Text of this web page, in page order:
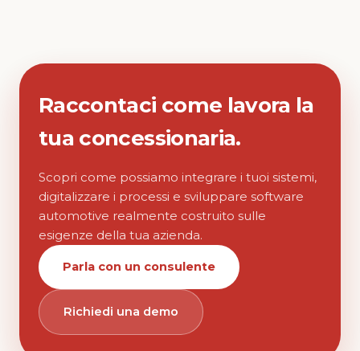
Raccontaci come lavora la
tua concessionaria.
Scopri come possiamo integrare i tuoi sistemi,
digitalizzare i processi e sviluppare software
automotive realmente costruito sulle
esigenze della tua azienda.
Parla con un consulente
Richiedi una demo